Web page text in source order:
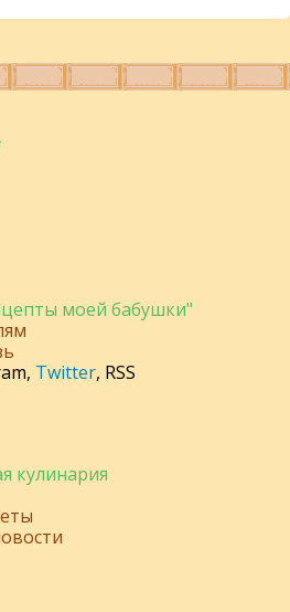
моей бабушки"
, Twitter, RSS
кулинария